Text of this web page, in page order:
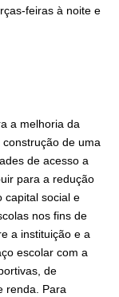
feiras à noite e
a melhoria da
de uma
de acesso a
para a redução
capital social e
nos fins de
a instituição e a
escolar com a
de
renda. Para